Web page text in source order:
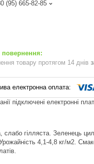
(95) 665-82-85
товару протягом 14 днів
підключені електронні
гілляста. Зеленець
4,1-4,8 кг/м2.